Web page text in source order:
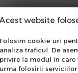
Acest website
Folosim cookie-uri
analiza traficul. De
privire la modul în
urma folosirii serviciilor